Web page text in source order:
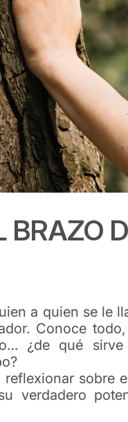
BRAZO
a quien se le
Conoce
¿de qué
sobre
verdadero